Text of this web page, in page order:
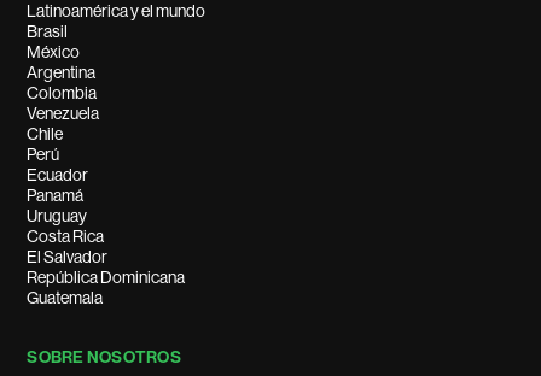
Latinoamérica y el mundo
Brasil
México
Argentina
Colombia
Venezuela
Chile
Perú
Ecuador
Panamá
Uruguay
Costa Rica
El Salvador
República Dominicana
Guatemala
SOBRE NOSOTROS